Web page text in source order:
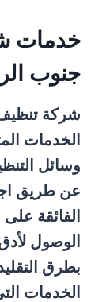
خدمات
جنوب
شركة تنظيف
الخدمات
وسائل
عن طريق
الفائقة
الوصول
بطرق
الخدمات